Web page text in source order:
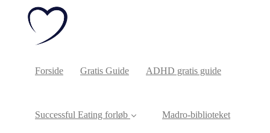
Forside Gratis Guide ADHD gratis guide
Successful Eating forløb Madro-biblioteket